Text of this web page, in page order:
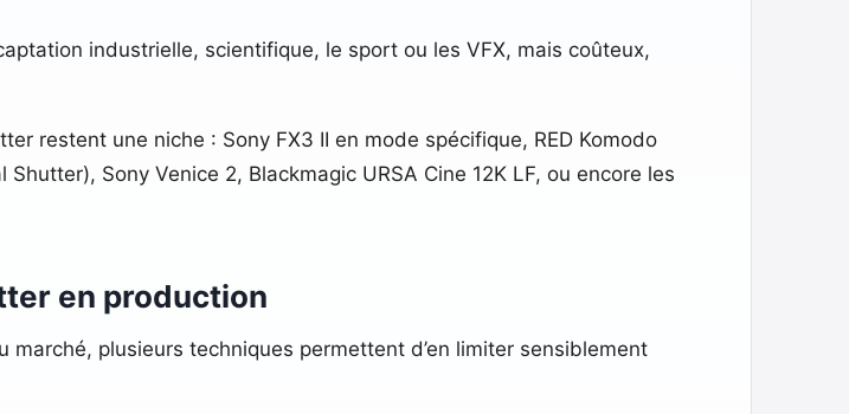
industrielle, scientifique, le sport ou les VFX, mais coûteux,
restent une niche : Sony FX3 II en mode spécifique, RED Komodo
Sony Venice 2, Blackmagic URSA Cine 12K LF, ou encore les
en production
plusieurs techniques permettent d’en limiter sensiblement